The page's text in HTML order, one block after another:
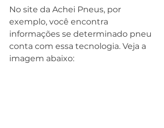
No site da Achei Pneus, por
exemplo, você encontra
informações se determinado pneu
conta com essa tecnologia. Veja a
imagem abaixo: